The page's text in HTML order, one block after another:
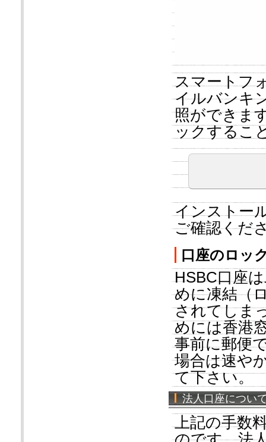
スマートフ
イルバンキ
照ができま
ックするこ
インストー
ご確認くだ
口座のロッ
HSBC口座
めに凍結（
されてしま
めには香港
事前に郵便
場合は速や
て下さい。
法人口座につい
上記の手数